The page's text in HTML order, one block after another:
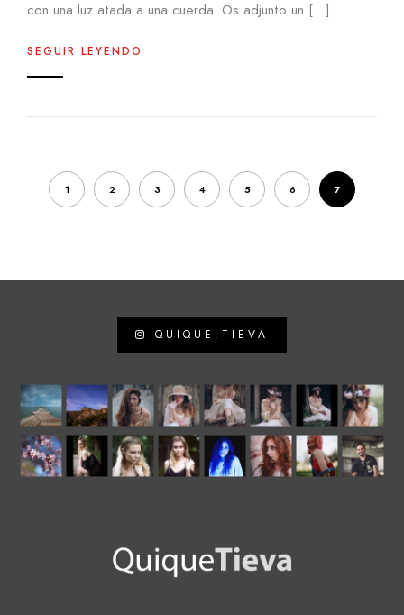
con una luz atada a una cuerda. Os adjunto un […]
SEGUIR LEYENDO
1 2 3 4 5 6 7
QUIQUE.TIEVA